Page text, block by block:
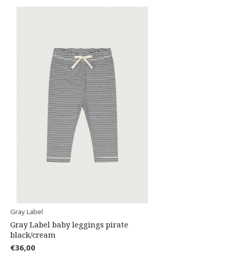
Gray Label
Gray Label baby leggings pirate
black/cream
€36,00